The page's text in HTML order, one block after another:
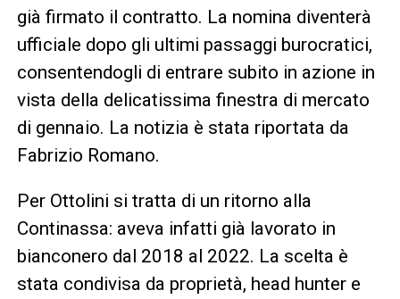
già firmato il contratto. La nomina diventerà
ufficiale dopo gli ultimi passaggi burocratici,
consentendogli di entrare subito in azione in
vista della delicatissima finestra di mercato
di gennaio. La notizia è stata riportata da
Fabrizio Romano.
Per Ottolini si tratta di un ritorno alla
Continassa: aveva infatti già lavorato in
bianconero dal 2018 al 2022. La scelta è
stata condivisa da proprietà, head hunter e